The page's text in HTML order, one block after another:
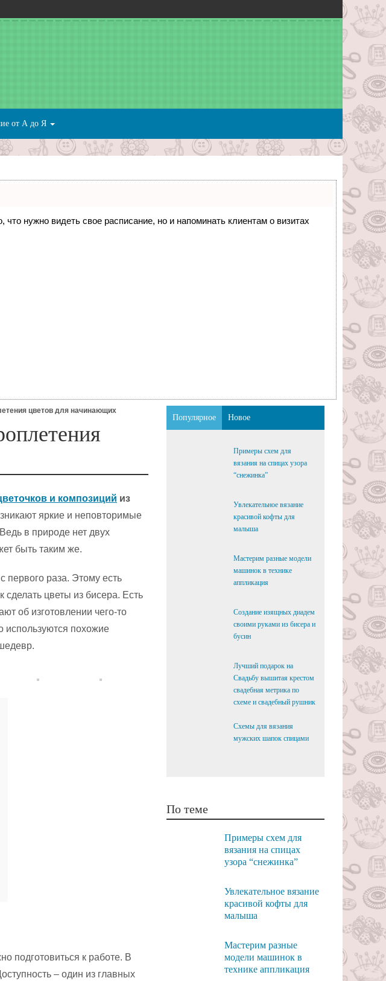
от А до Я
нужно видеть свое расписание, но и напоминать клиентам о визитах
цветов для начинающих
и композиций из
яркие и неповторимые
в природе нет двух
быть таким же.
первого раза. Этому есть
сделать цветы из бисера. Есть
об изготовлении чего-то
используются похожие
подготовиться к работе. В
– один из главных
Популярное Новое
Примеры схем для
вязания на спицах узора
“снежинка”
Увлекательное вязание
красивой кофты для
малыша
Мастерим разные модели
машинок в технике
аппликация
Создание изящных диадем
своими руками из бисера и
бусин
Лучший подарок на
Свадьбу вышитая крестом
свадебная метрика по
схеме и свадебный рушник
Схемы для вязания
мужских шапок спицами
По теме
Примеры схем для
вязания на спицах
узора “снежинка”
Увлекательное вязание
красивой кофты для
малыша
Мастерим разные
модели машинок в
технике аппликация